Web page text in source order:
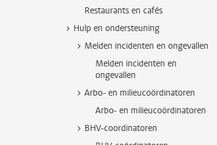
Restaurants en cafés
Hulp en ondersteuning
Melden incidenten en ongevallen
Melden incidenten en
ongevallen
Arbo- en milieucoördinatoren
Arbo- en milieucoördinatoren
BHV-coordinatoren